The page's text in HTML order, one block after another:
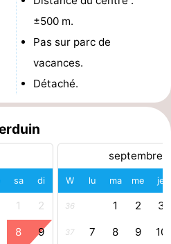
±500 m.
Pas sur parc de
vacances.
Détaché.
sa di
1 2
8 9
septembre
W lu ma me je
36 1 2 3
37 7 8 9 10